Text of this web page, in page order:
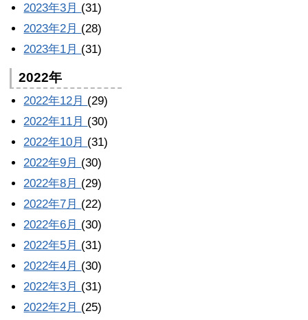
2023年3月 (31)
2023年2月 (28)
2023年1月 (31)
2022年
2022年12月 (29)
2022年11月 (30)
2022年10月 (31)
2022年9月 (30)
2022年8月 (29)
2022年7月 (22)
2022年6月 (30)
2022年5月 (31)
2022年4月 (30)
2022年3月 (31)
2022年2月 (25)